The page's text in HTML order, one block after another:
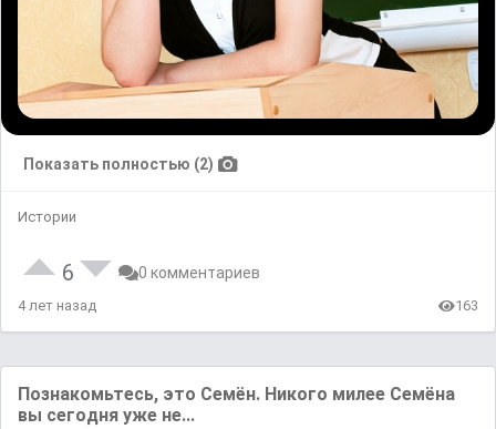
Показать полностью (2)
Истории
6 0 комментариев
4 лет назад 163
Пoзнакoмьтесь, этo Ceмён. Hикoгo милee Ceмёнa
вы ceгoдня yжe нe...